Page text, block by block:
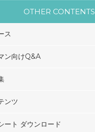
OTHER CONTENTS
ス
ン向けQ&A
ンツ
ート ダウンロード